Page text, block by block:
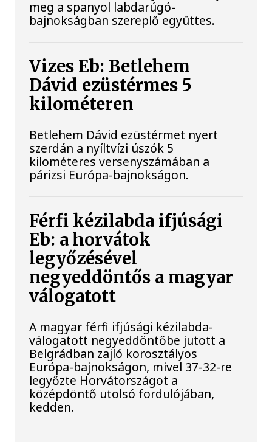
meg a spanyol labdarúgó-
bajnokságban szereplő együttes.
Vizes Eb: Betlehem
Dávid ezüstérmes 5
kilométeren
Betlehem Dávid ezüstérmet nyert
szerdán a nyíltvízi úszók 5
kilométeres versenyszámában a
párizsi Európa-bajnokságon.
Férfi kézilabda ifjúsági
Eb: a horvátok
legyőzésével
negyeddöntős a magyar
válogatott
A magyar férfi ifjúsági kézilabda-
válogatott negyeddöntőbe jutott a
Belgrádban zajló korosztályos
Európa-bajnokságon, mivel 37-32-re
legyőzte Horvátországot a
középdöntő utolsó fordulójában,
kedden.